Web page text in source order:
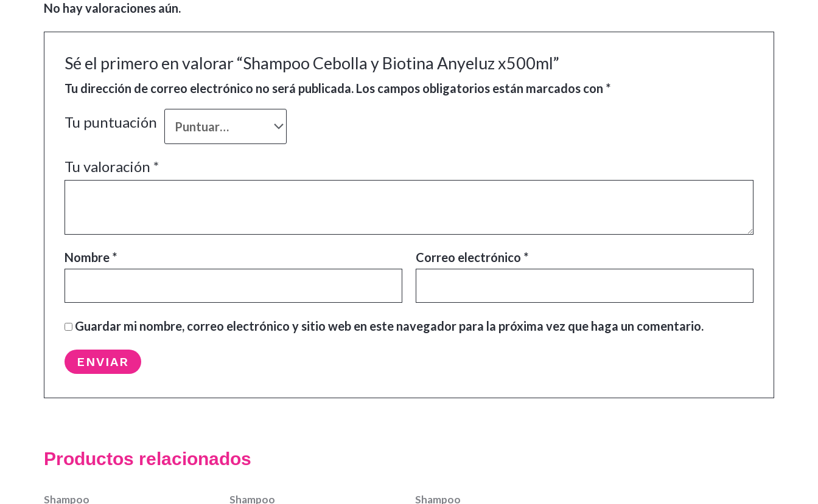
No hay valoraciones aún.
Sé el primero en valorar “Shampoo Cebolla y Biotina Anyeluz x500ml”
Tu dirección de correo electrónico no será publicada. Los campos obligatorios están marcados con *
Tu puntuación
Tu valoración *
Nombre * Correo electrónico *
Guardar mi nombre, correo electrónico y sitio web en este navegador para la próxima vez que haga un comentario.
Productos relacionados
Shampoo Shampoo Shampoo